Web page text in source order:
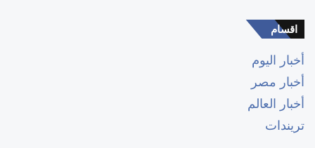
اقسام
أخبار اليوم
أخبار مصر
أخبار العالم
تريندات